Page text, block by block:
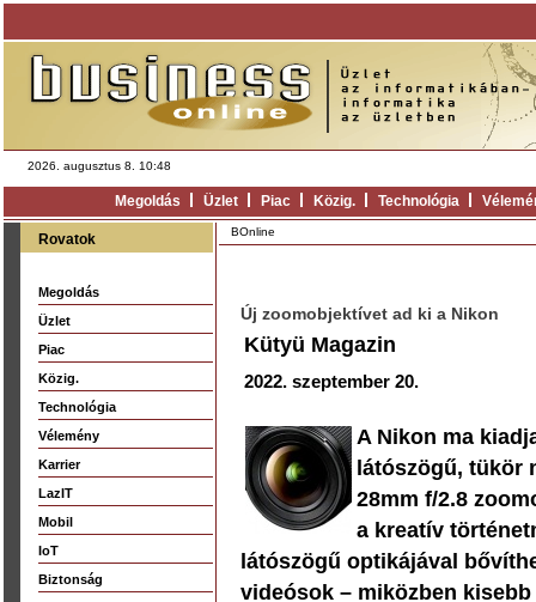
2026. augusztus 8. 10:48
Megoldás Üzlet Piac Közig. Technológia
Rovatok
Megoldás
Üzlet
Piac
Közig.
Technológia
Vélemény
Karrier
LazIT
Mobil
IoT
Biztonság
BOnline
Új zoomobjektívet ad ki a Nikon
Kütyü Magazin
2022. szeptember 20.
A Nikon ma
látószögű, tükör
28mm f/2.8
a kreatív
látószögű optikájával
videósok – miközben